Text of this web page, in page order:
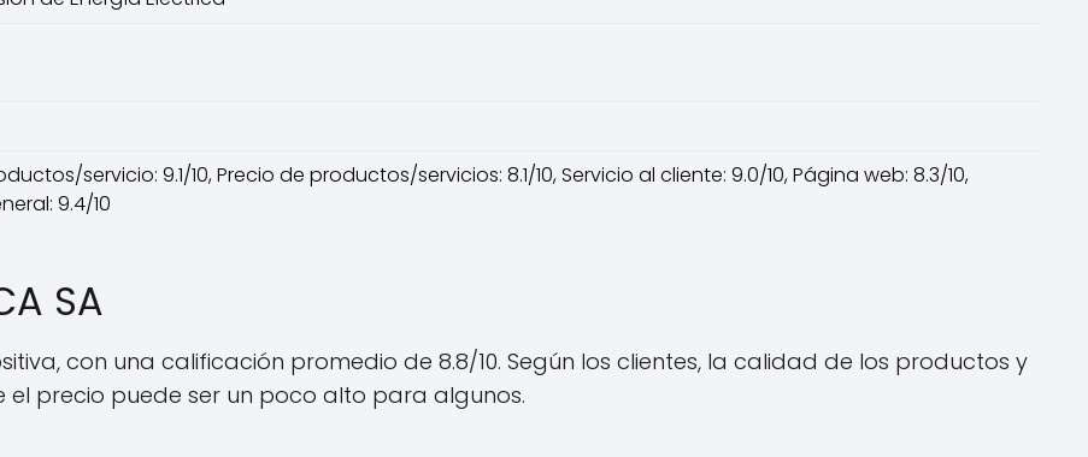
servicio: 9.1/10, Precio de productos/servicios: 8.1/10, Servicio al cliente: 9.0/10, Página web: 8.3/10,
9.4/10
SA
con una calificación promedio de 8.8/10. Según los clientes, la calidad de los productos y
el precio puede ser un poco alto para algunos.